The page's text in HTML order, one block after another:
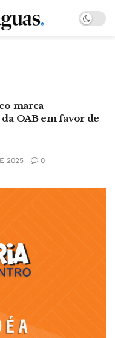
marca
OAB em favor de
2025
0